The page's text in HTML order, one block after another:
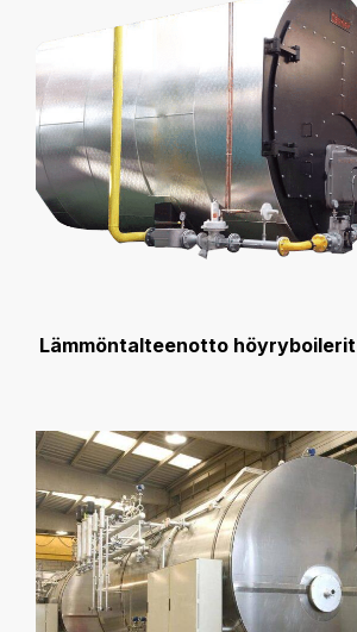
Lämmöntalteenotto höyryboilerit